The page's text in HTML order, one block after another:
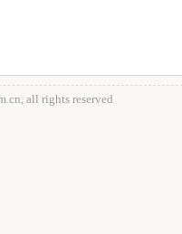
all rights reserved